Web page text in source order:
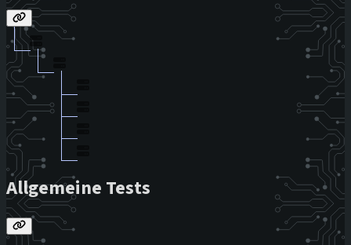
Allgemeine Tests